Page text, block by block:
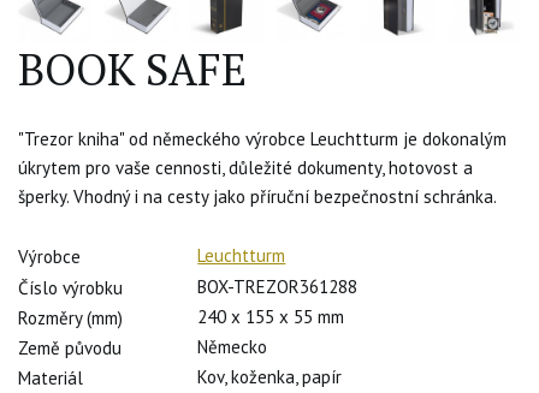
BOOK SAFE
"Trezor kniha" od německého výrobce Leuchtturm je dokonalým
úkrytem pro vaše cennosti, důležité dokumenty, hotovost a
šperky. Vhodný i na cesty jako příruční bezpečnostní schránka.
Výrobce
Leuchtturm
Číslo výrobku
BOX-TREZOR361288
Rozměry (mm)
240 x 155 x 55 mm
Země původu
Německo
Materiál
Kov, koženka, papír